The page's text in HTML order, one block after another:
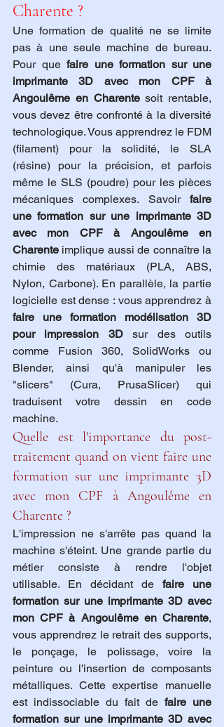
Charente ?
Une formation de qualité ne se limite
pas à une seule machine de bureau.
Pour que faire une formation sur une
imprimante 3D avec mon CPF à
Angoulême en Charente soit rentable,
vous devez être confronté à la diversité
technologique. Vous apprendrez le FDM
(filament) pour la solidité, le SLA
(résine) pour la précision, et parfois
même le SLS (poudre) pour les pièces
mécaniques complexes. Savoir faire
une formation sur une imprimante 3D
avec mon CPF à Angoulême en
Charente implique aussi de connaître la
chimie des matériaux (PLA, ABS,
Nylon, Carbone). En parallèle, la partie
faire une formation modélisation 3D
pour impression 3D sur des outils
comme Fusion 360, SolidWorks ou
Blender, ainsi qu'à manipuler les
"slicers" (Cura, PrusaSlicer) qui
traduisent votre dessin en code
machine.
Quelle est l'importance du post-
traitement quand on vient faire une
formation sur une imprimante 3D
avec mon CPF à Angoulême en
Charente ?
L'impression ne s'arrête pas quand la
machine s'éteint. Une grande partie du
métier consiste à rendre l'objet
utilisable. En décidant de faire une
formation sur une imprimante 3D avec
mon CPF à Angoulême en Charente,
vous apprendrez le retrait des supports,
le ponçage, le polissage, voire la
peinture ou l'insertion de composants
métalliques. Cette expertise manuelle
est indissociable du fait de faire une
formation sur une imprimante 3D avec